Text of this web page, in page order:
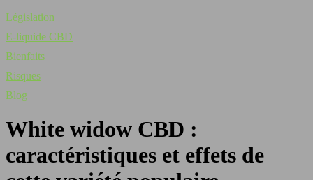
Législation
E-liquide CBD
Bienfaits
Risques
Blog
White widow CBD :
caractéristiques et effets de